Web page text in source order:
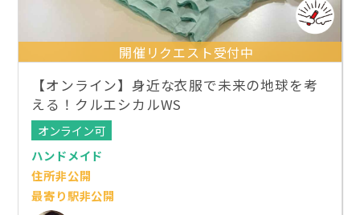
開催リクエスト受付中
【オンライン】身近な衣服で未来の地球を考
える！クルエシカルWS
オンライン可
ハンドメイド
住所非公開
最寄り駅非公開